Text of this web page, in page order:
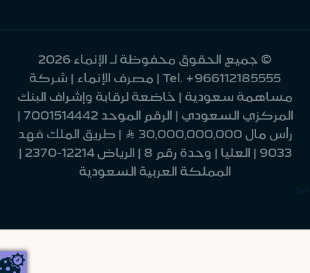
© جميع الحقوق محفوظة لـ الإنماء 2026
Tel.+966112185555
| مصرف الإنماء | شركة
مساهمة سعودية | خاضعة لرقابة وإشراف البنك
المركزي السعودي | الرقم الموحد 7001514442 |
رأس مال 30,000,000,000 Ʀ | طريق الملك فهد
9033 | العليا | وحدة رقم 8 | الرياض 12214-2370 |
المملكة العربية السعودية